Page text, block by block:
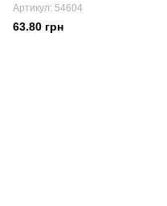
Артикул: 54604
63.80 грн